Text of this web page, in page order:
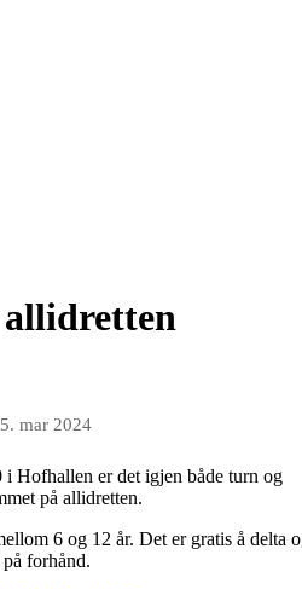
5. mar 2024
Hofhallen er det igjen både turn og
på allidretten.
6 og 12 år. Det er gratis å delta
forhånd.